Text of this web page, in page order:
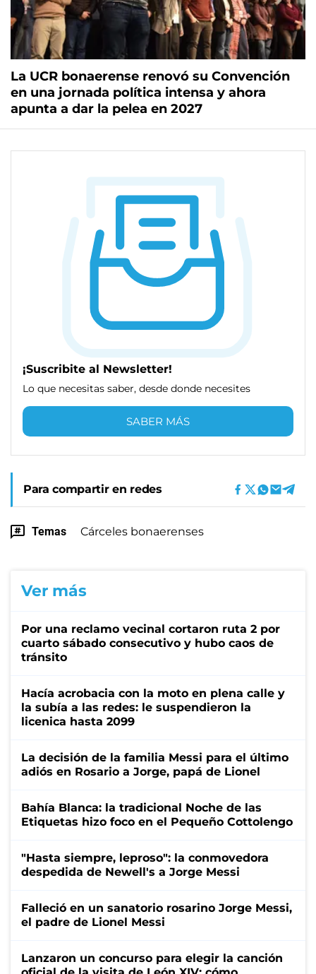
La UCR bonaerense renovó su Convención
en una jornada política intensa y ahora
apunta a dar la pelea en 2027
¡Suscribite al Newsletter!
Lo que necesitas saber, desde donde necesites
SABER MÁS
Para compartir en redes
Temas Cárceles bonaerenses
Ver más
Por una reclamo vecinal cortaron ruta 2 por
cuarto sábado consecutivo y hubo caos de
tránsito
Hacía acrobacia con la moto en plena calle y
la subía a las redes: le suspendieron la
licenica hasta 2099
La decisión de la familia Messi para el último
adiós en Rosario a Jorge, papá de Lionel
Bahía Blanca: la tradicional Noche de las
Etiquetas hizo foco en el Pequeño Cottolengo
"Hasta siempre, leproso": la conmovedora
despedida de Newell's a Jorge Messi
Falleció en un sanatorio rosarino Jorge Messi,
el padre de Lionel Messi
Lanzaron un concurso para elegir la canción